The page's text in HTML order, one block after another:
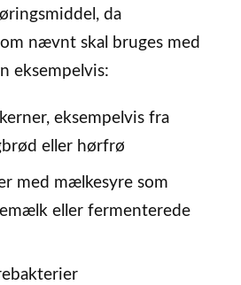
da
nævnt skal bruges med
eksempelvis:
eksempelvis fra
eller hørfrø
med mælkesyre som
eller fermenterede